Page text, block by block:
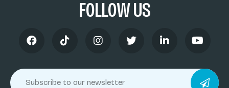
FOLLOW US